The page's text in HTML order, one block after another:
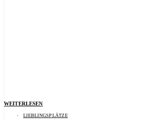
WEITERLESEN
LIEBLINGSPLÄTZE